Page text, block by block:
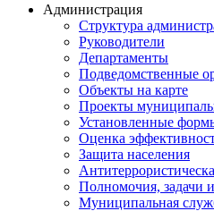
Администрация
Структура
Руководители
Департаменты
Подведомственные
Объекты на карте
Проекты
Установленные
Оценка
Защита населения
Полномочия, задачи
Муниципальная